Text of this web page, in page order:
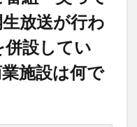
放送が行わ
設してい
施設は何で